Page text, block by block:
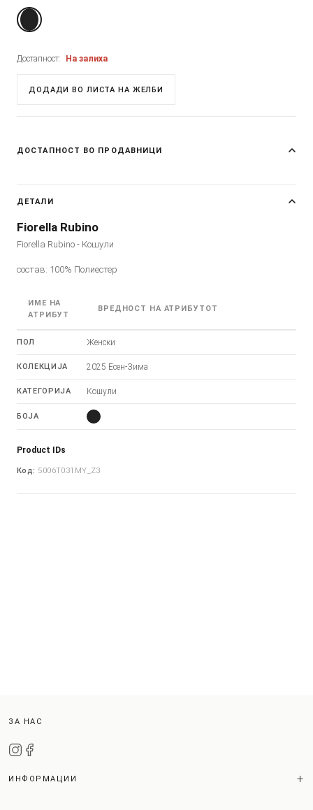
Достапност: На залиха
ДОДАДИ ВО ЛИСТА НА ЖЕЛБИ
ДОСТАПНОСТ ВО ПРОДАВНИЦИ
ДЕТАЛИ
Fiorella Rubino
Fiorella Rubino - Кошули
состав: 100% Полиестер
ИМЕ НА
АТРИБУТ
ВРЕДНОСТ НА АТРИБУТОТ
ПОЛ Женски
КОЛЕКЦИЈА 2025 Есен-Зима
КАТЕГОРИЈА Кошули
БОЈА
Product IDs
Код: 5006T031MY_Z3
ЗА НАС
ИНФОРМАЦИИ